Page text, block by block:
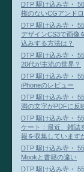
DTP 駆け込み寺・
権のないCGアンド
DTP 駆け込み寺・
デザインCS3で画像
込みする方法は？
DTP 駆け込み寺・
20代が主流の世界？
DTP 駆け込み寺・
iPhoneのレビュー
DTP 駆け込み寺・
満の文字がPDFに反
DTP 駆け込み寺・
ケート：最近、雑誌
報を収集しています
DTP 駆け込み寺・
Mookと書籍の違い
DTP 駆け込み寺・